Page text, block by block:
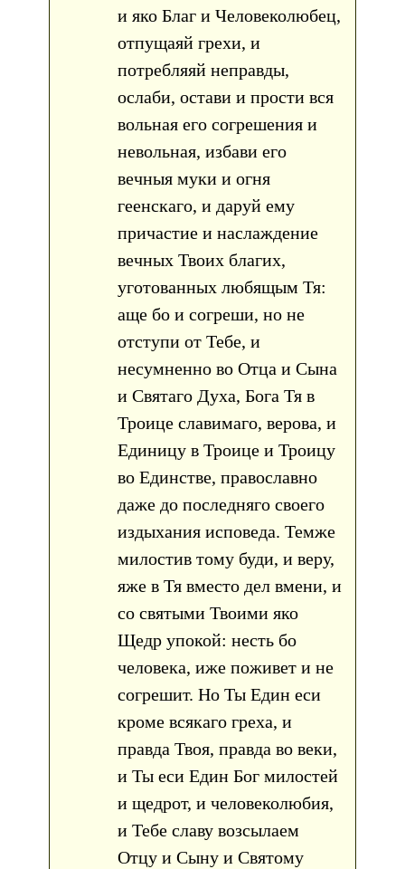
и яко Благ и Человеколюбец,
отпущаяй грехи, и
потребляяй неправды,
ослаби, остави и прости вся
вольная его согрешения и
невольная, избави его
вечныя муки и огня
геенскаго, и даруй ему
причастие и наслаждение
вечных Твоих благих,
уготованных любящым Тя:
аще бо и согреши, но не
отступи от Тебе, и
несумненно во Отца и Сына
и Святаго Духа, Бога Тя в
Троице славимаго, верова, и
Единицу в Троице и Троицу
во Единстве, православно
даже до последняго своего
издыхания исповеда. Темже
милостив тому буди, и веру,
яже в Тя вместо дел вмени, и
со святыми Твоими яко
Щедр упокой: несть бо
человека, иже поживет и не
согрешит. Но Ты Един еси
кроме всякаго греха, и
правда Твоя, правда во веки,
и Ты еси Един Бог милостей
и щедрот, и человеколюбия,
и Тебе славу возсылаем
Отцу и Сыну и Святому